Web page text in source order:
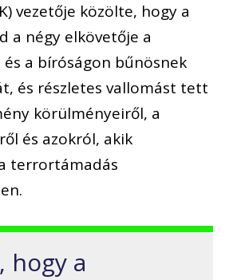
vezetője közölte, hogy a
a négy elkövetője a
a bíróságon bűnösnek
és részletes vallomást tett
körülményeiről, a
és azokról, akik
terrortámadás
hogy a